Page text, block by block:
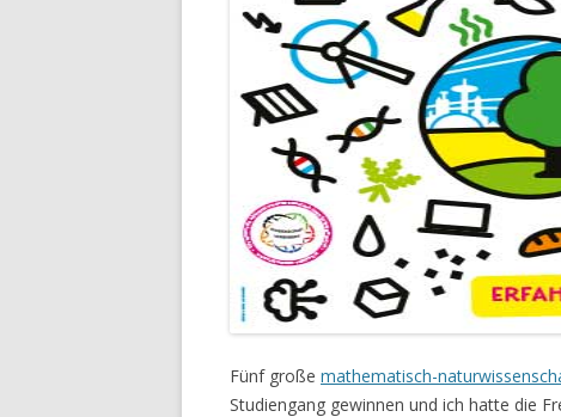
Fünf große mathematisch-
Studiengang gewinnen und ich hatte die